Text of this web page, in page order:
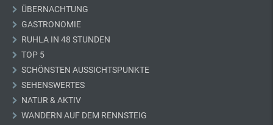
ÜBERNACHTUNG
GASTRONOMIE
RUHLA IN 48 STUNDEN
TOP 5
SCHÖNSTEN AUSSICHTSPUNKTE
SEHENSWERTES
NATUR & AKTIV
WANDERN AUF DEM RENNSTEIG